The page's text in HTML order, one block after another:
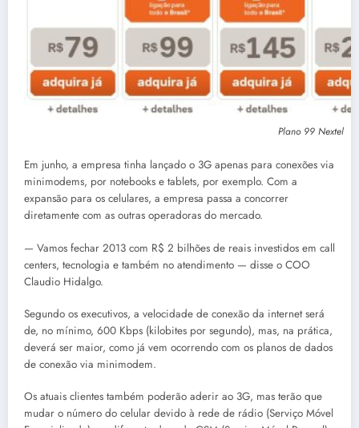
Plano 99 Nextel
Em junho, a empresa tinha lançado o 3G apenas para conexões via
minimodems, por notebooks e tablets, por exemplo. Com a
expansão para os celulares, a empresa passa a concorrer
diretamente com as outras operadoras do mercado.
— Vamos fechar 2013 com R$ 2 bilhões de reais investidos em call
centers, tecnologia e também no atendimento — disse o COO
Claudio Hidalgo.
Segundo os executivos, a velocidade de conexão da internet será
de, no mínimo, 600 Kbps (kilobites por segundo), mas, na prática,
deverá ser maior, como já vem ocorrendo com os planos de dados
de conexão via minimodem.
Os atuais clientes também poderão aderir ao 3G, mas terão que
mudar o número do celular devido à rede de rádio (Serviço Móvel